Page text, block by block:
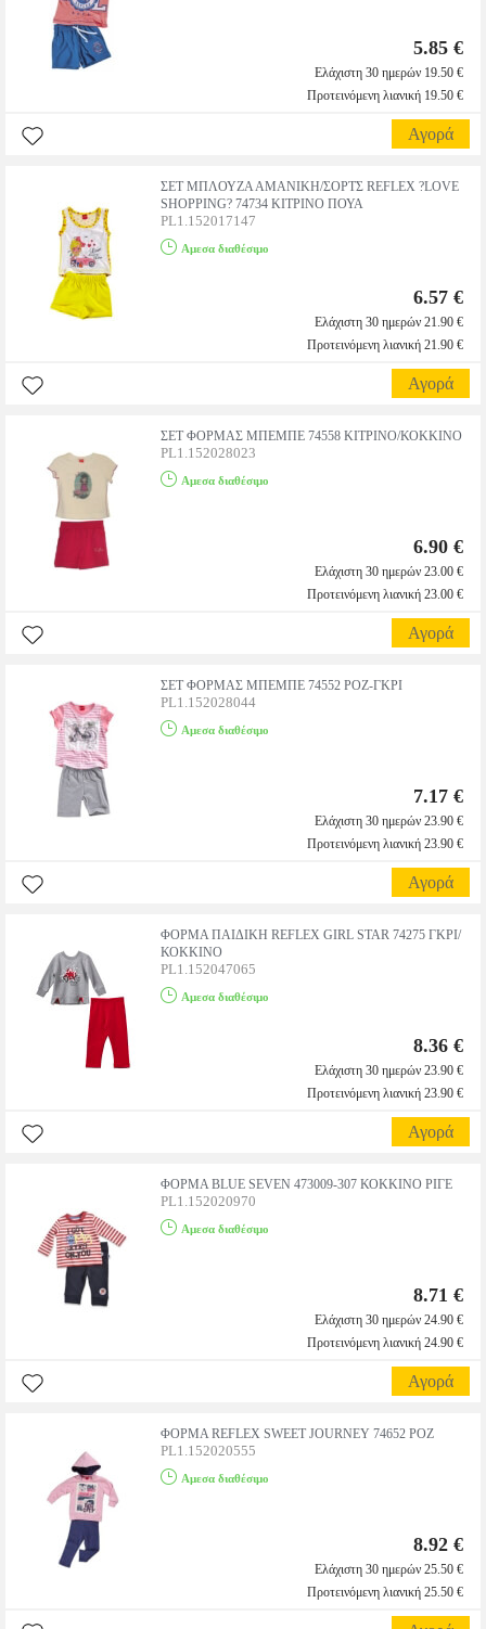
5.85 €
Ελάχιστη 30 ημερών 19.50 €
Προτεινόμενη λιανική 19.50 €
Αγορά
ΣΕΤ ΜΠΛΟΥΖΑ ΑΜΑΝΙΚΗ/ΣΟΡΤΣ REFLEX ?LOVE
SHOPPING? 74734 ΚΙΤΡΙΝΟ ΠΟΥΑ
PL1.152017147
Αμεσα διαθέσιμο
6.57 €
Ελάχιστη 30 ημερών 21.90 €
Προτεινόμενη λιανική 21.90 €
Αγορά
ΣΕΤ ΦΟΡΜΑΣ ΜΠΕΜΠΕ 74558 ΚΙΤΡΙΝΟ/ΚΟΚΚΙΝΟ
PL1.152028023
Αμεσα διαθέσιμο
6.90 €
Ελάχιστη 30 ημερών 23.00 €
Προτεινόμενη λιανική 23.00 €
Αγορά
ΣΕΤ ΦΟΡΜΑΣ ΜΠΕΜΠΕ 74552 ΡΟΖ-ΓΚΡΙ
PL1.152028044
Αμεσα διαθέσιμο
7.17 €
Ελάχιστη 30 ημερών 23.90 €
Προτεινόμενη λιανική 23.90 €
Αγορά
ΦΟΡΜΑ ΠΑΙΔΙΚΗ REFLEX GIRL STAR 74275 ΓΚΡΙ/
ΚΟΚΚΙΝΟ
PL1.152047065
Αμεσα διαθέσιμο
8.36 €
Ελάχιστη 30 ημερών 23.90 €
Προτεινόμενη λιανική 23.90 €
Αγορά
ΦΟΡΜΑ BLUE SEVEN 473009-307 ΚΟΚΚΙΝΟ ΡΙΓΕ
PL1.152020970
Αμεσα διαθέσιμο
8.71 €
Ελάχιστη 30 ημερών 24.90 €
Προτεινόμενη λιανική 24.90 €
Αγορά
ΦΟΡΜΑ REFLEX SWEET JOURNEY 74652 ΡΟΖ
PL1.152020555
Αμεσα διαθέσιμο
8.92 €
Ελάχιστη 30 ημερών 25.50 €
Προτεινόμενη λιανική 25.50 €